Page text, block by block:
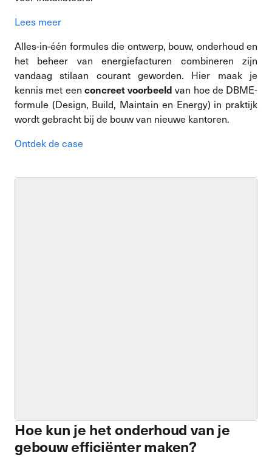
Lees meer
Alles-in-één formules die ontwerp, bouw, onderhoud en
het beheer van energiefacturen combineren zijn
vandaag stilaan courant geworden. Hier maak je
kennis met een concreet voorbeeld van hoe de DBME-
formule (Design, Build, Maintain en Energy) in praktijk
wordt gebracht bij de bouw van nieuwe kantoren.
Ontdek de case
Hoe kun je het onderhoud van je
gebouw efficiënter maken?